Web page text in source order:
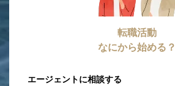
転職活動
なにから始める？
エージェントに相談する